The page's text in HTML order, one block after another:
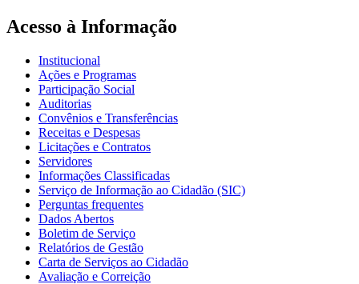
Acesso à Informação
Institucional
Ações e Programas
Participação Social
Auditorias
Convênios e Transferências
Receitas e Despesas
Licitações e Contratos
Servidores
Informações Classificadas
Serviço de Informação ao Cidadão (SIC)
Perguntas frequentes
Dados Abertos
Boletim de Serviço
Relatórios de Gestão
Carta de Serviços ao Cidadão
Avaliação e Correição